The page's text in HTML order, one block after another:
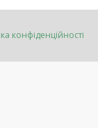
конфіденційності